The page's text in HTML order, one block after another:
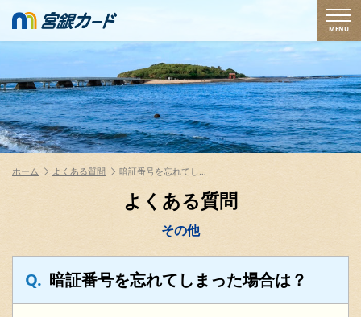
MENU
ホーム よくある質問 暗証番号を忘れてし…
よくある質問
その他
暗証番号を忘れてしまった場合は？